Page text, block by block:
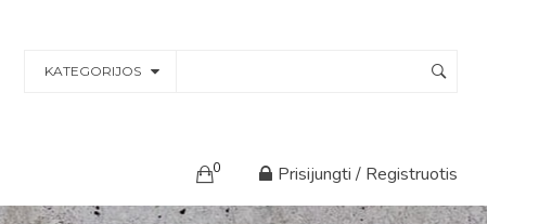
KATEGORIJOS
0 Prisijungti / Registruotis